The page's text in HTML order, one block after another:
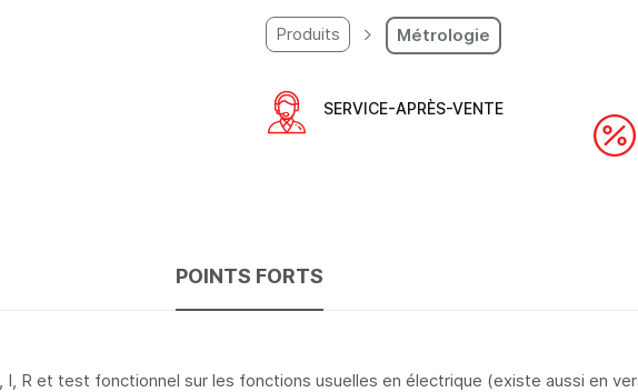
Produits Métrologie
SERVICE-APRÈS-VENTE
POINTS FORTS
R et test fonctionnel sur les fonctions usuelles en électrique (existe aussi en